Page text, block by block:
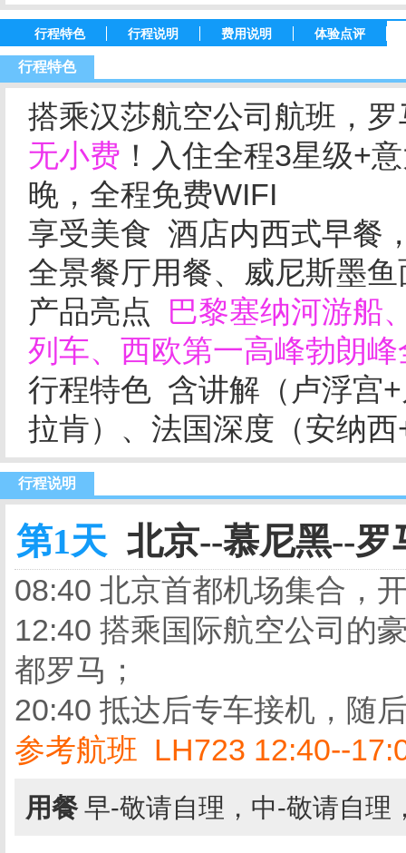
行程特色 行程说明 费用说明 体验点评
行程特色
搭乘汉莎航空公司航班，
无小费 ！入住全程3星级+
晚，全程免费WIFI
享受美食 酒店内西式早餐
全景餐厅用餐、威尼斯墨
产品亮点 巴黎塞纳河游船
列车、西欧第一高峰勃朗
行程特色 含讲解（卢浮宫
拉肯）、法国深度（安纳
行程说明
第1天 北京--慕尼黑--
08:40 北京首都机场集合，
12:40 搭乘国际航空公司的
都罗马；
20:40 抵达后专车接机，随
参考航班 LH723 12:40--
用餐 早-敬请自理，中-敬请自理